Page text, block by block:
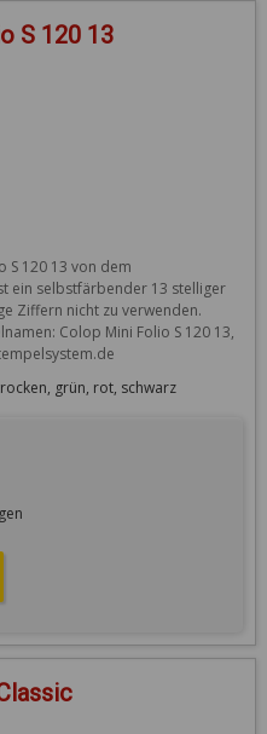
S 120 13
S 120 13 von dem
ein selbstfärbender 13 stelliger
Ziffern nicht zu verwenden.
Colop Mini Folio S 120 13,
grün, rot, schwarz